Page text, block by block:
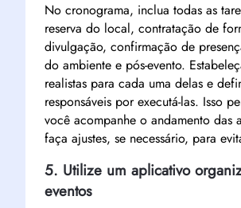
No cronograma, inclua todas as
reserva do local, contratação de
divulgação, confirmação de
do ambiente e pós-evento.
realistas para cada uma delas e
responsáveis por executá-las. Isso
você acompanhe o andamento das
faça ajustes, se necessário, para
5. Utilize um aplicativo
eventos